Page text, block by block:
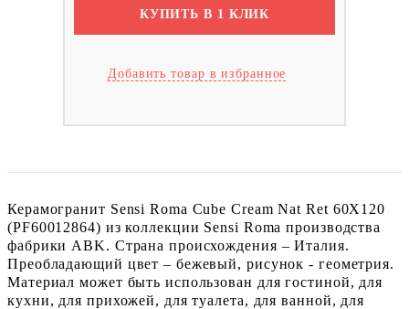
КУПИТЬ В 1 КЛИК
Добавить товар в избранное
Керамогранит Sensi Roma Cube Cream Nat Ret 60X120
(PF60012864) из коллекции Sensi Roma производства
фабрики ABK. Страна происхождения – Италия.
Преобладающий цвет – бежевый, рисунок - геометрия.
Материал может быть использован для гостиной, для
кухни, для прихожей, для туалета, для ванной, для